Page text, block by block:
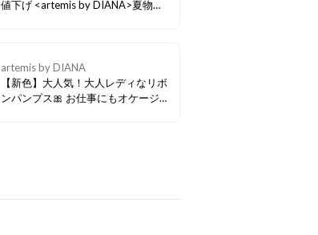
値下げ <artemis by DIANA>夏物ア
ください。
artemis by DIANA
【新色】大人気！大人レディなリボ
ンパンプス🎀 お仕事にもオケージョ